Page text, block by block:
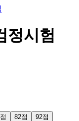
정시험
점 82점 92점